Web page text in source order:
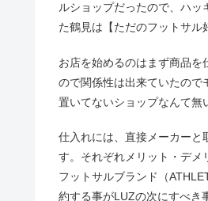
ルショップだったので、ハ
た鶴見は【ただのフットサル
お店を始めるのはまず商品
ので関係性は出来ていたので
置いてないショップなんて無
仕入れには、直接メーカーと
す。それぞれメリット・デメ
フットサルブランド（
約する事がLUZの次にすべき